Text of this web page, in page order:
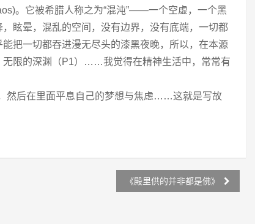
。它被希腊人称之为“混沌”——一个空虚，一个黑
眩晕，混乱的空间，没有边界，没有底端，一切都
把一切都吞进漫无尽头的漆黑夜晚，所以，在本源
无限的深渊（P1）……我觉得在精神生活中，常常有
然后在里面平息自己的梦想与焦虑……这就是写故
《殿里供的并非都是佛》